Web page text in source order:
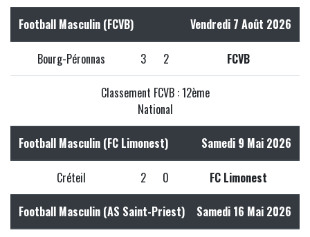
Football Masculin (FCVB) Vendredi 7 Août 2026
Bourg-Péronnas 3 2 FCVB
Classement FCVB : 12ème
National
Football Masculin (FC Limonest) Samedi 9 Mai 2026
Créteil 2 0 FC Limonest
Football Masculin (AS Saint-Priest) Samedi 16 Mai 2026